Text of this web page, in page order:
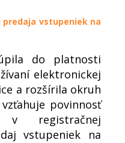
vstupeniek na
do platnosti
elektronickej
a rozšírila okruh
povinnosť
v registračnej
vstupeniek na